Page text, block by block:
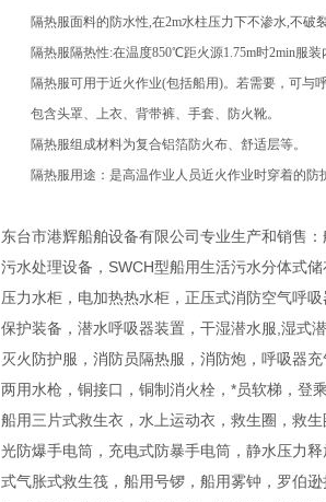
隔热服面料的防水性,在2m水柱压力下不渗水,不破
隔热服隔热性:在温度850℃距火源1.75m时2min服装
隔热服可用于近火作业(包括船用)。若需要，可与呼
包含头罩、上衣、背带裤、手套、防火靴。
隔热服组成材料为复合铝箔防火布、舒适层等。
隔热服用途：是高温作业人员近火作业时穿着的防
东台市港辉船舶设备有限公司专业生产和销售
污水处理设备，SWCH型船用生活污水分体式
压力水柜，电加热热水柜，正压式消防空气呼
保护装备，潜水呼吸器装置，干湿潜水服,湿式
灭火防护服，消防员隔热服，消防炮，呼吸器
两用水枪，铜接口，铜制消火栓，*员软梯，登
船用三片式救生衣，水上运动衣，救生圈，救
光防爆手电筒，充电式防暴手电筒，静水压力
式气胀式救生筏，船用号锣，船用雾钟，罗伯